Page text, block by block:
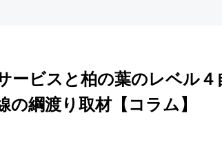
ービスと柏の葉のレベル４
綱渡り取材【コラム】